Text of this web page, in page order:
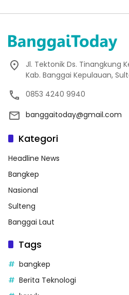
Jl. Tektonik Ds. Tinangkung
Kab. Banggai Kepulauan,
0853 4240 9940
banggaitoday@gmail.com
Kategori
Headline News
Bangkep
Nasional
Sulteng
Banggai Laut
Tags
bangkep
Berita Teknologi